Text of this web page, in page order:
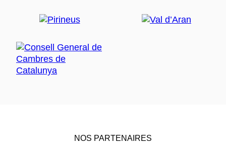
NOS PARTENAIRES